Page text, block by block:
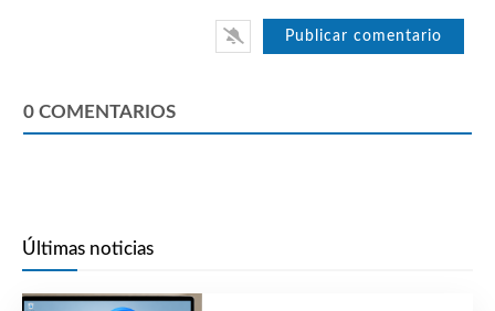
0 COMENTARIOS
Últimas noticias